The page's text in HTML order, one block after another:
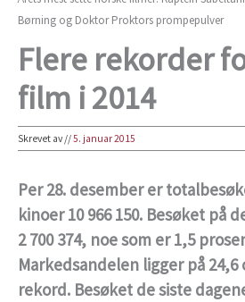
Børning og Doktor Proktors prompepulver
Flere rekorder
film i 2014
Skrevet av//5. januar 2015
Per 28. desember er
kinoer 10 966 150. Besøket på
2 700 374, noe som er 1,5
Markedsandelen ligger på 24,6
rekord. Besøket de siste